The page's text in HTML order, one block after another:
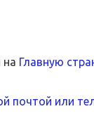
на Главную
почтой или